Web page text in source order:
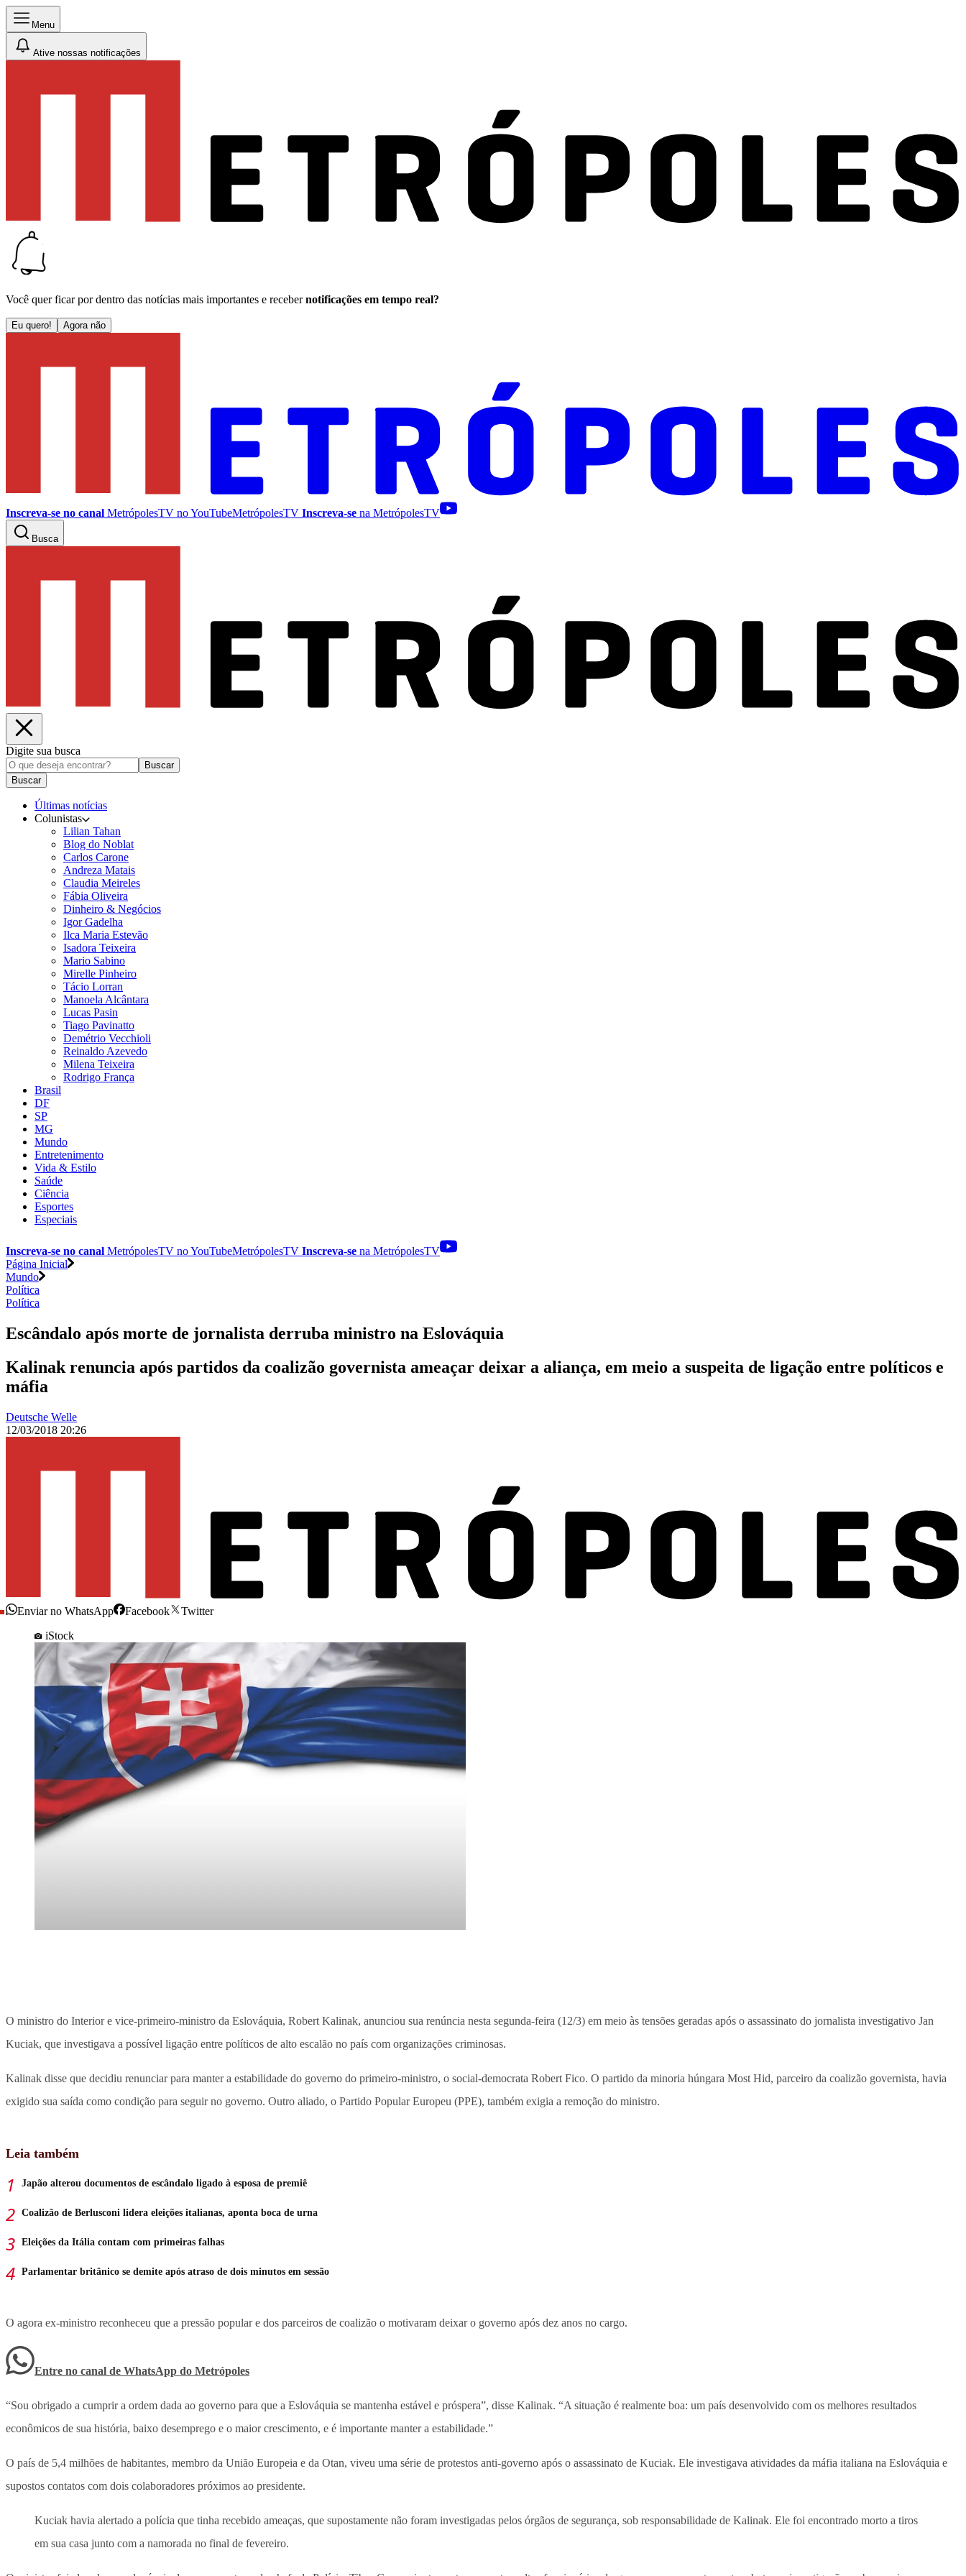
Menu
Ative nossas notificações
Você quer ficar por dentro das notícias mais importantes e receber notificações em tempo real?
Eu quero! Agora não
Inscreva-se no canal MetrópolesTV noYouTubeMetrópolesTV Inscreva-se na MetrópolesTV
Busca
Digite sua busca
Buscar
Buscar
Últimas notícias
Colunistas
Lilian Tahan
Blog do Noblat
Carlos Carone
Andreza Matais
Claudia Meireles
Fábia Oliveira
Dinheiro & Negócios
Igor Gadelha
Ilca Maria Estevão
Isadora Teixeira
Mario Sabino
Mirelle Pinheiro
Tácio Lorran
Manoela Alcântara
Lucas Pasin
Tiago Pavinatto
Demétrio Vecchioli
Reinaldo Azevedo
Milena Teixeira
Rodrigo França
Brasil
DF
SP
MG
Mundo
Entretenimento
Vida & Estilo
Saúde
Ciência
Esportes
Especiais
Inscreva-se no canal MetrópolesTV noYouTubeMetrópolesTV Inscreva-se na MetrópolesTV
Página Inicial
Mundo
Política
Política
Escândalo após morte de jornalista derruba ministro na Eslováquia
Kalinak renuncia após partidos da coalizão governista ameaçar deixar a aliança, em meio a suspeita de ligação entre políticos e
máfia
Deutsche Welle
12/03/2018 20:26
Enviar no WhatsApp Facebook
Twitter
iStock
O ministro do Interior e vice-primeiro-ministro da Eslováquia, Robert Kalinak, anunciou sua renúncia nesta segunda-feira (12/3) em meio às tensões geradas após o assassinato do jornalista investigativo Jan
Kuciak, que investigava a possível ligação entre políticos de alto escalão no país com organizações criminosas.
Kalinak disse que decidiu renunciar para manter a estabilidade do governo do primeiro-ministro, o social-democrata Robert Fico. O partido da minoria húngara Most Hid, parceiro da coalizão governista, havia
exigido sua saída como condição para seguir no governo. Outro aliado, o Partido Popular Europeu (PPE), também exigia a remoção do ministro.
Leia também
Japão alterou documentos de escândalo ligado à esposa de premiê
Coalizão de Berlusconi lidera eleições italianas, aponta boca de urna
Eleições da Itália contam com primeiras falhas
Parlamentar britânico se demite após atraso de dois minutos em sessão
O agora ex-ministro reconheceu que a pressão popular e dos parceiros de coalizão o motivaram deixar o governo após dez anos no cargo.
Entre no canal de WhatsApp do Metrópoles
“Sou obrigado a cumprir a ordem dada ao governo para que a Eslováquia se mantenha estável e próspera”, disse Kalinak. “A situação é realmente boa: um país desenvolvido com os melhores resultados
econômicos de sua história, baixo desemprego e o maior crescimento, e é importante manter a estabilidade.”
O país de 5,4 milhões de habitantes, membro da União Europeia e da Otan, viveu uma série de protestos anti-governo após o assassinato de Kuciak. Ele investigava atividades da máfia italiana na Eslováquia e
supostos contatos com dois colaboradores próximos ao presidente.
Kuciak havia alertado a polícia que tinha recebido ameaças, que supostamente não foram investigadas pelos órgãos de segurança, sob responsabilidade de Kalinak. Ele foi encontrado morto a tiros
em sua casa junto com a namorada no final de fevereiro.